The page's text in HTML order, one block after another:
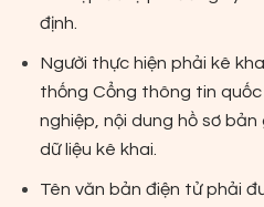
định.
Người thực hiện phải kê
thống Cổng thông tin
nghiệp, nội dung hồ sơ
dữ liệu kê khai.
Tên văn bản điện tử phải